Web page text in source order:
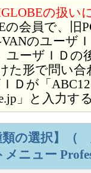
の扱い
の会員で、旧
のユーザ
ユーザＩＤの
けた形で問い
Ｄが「
」と入力す
の選択】
（
メニュー